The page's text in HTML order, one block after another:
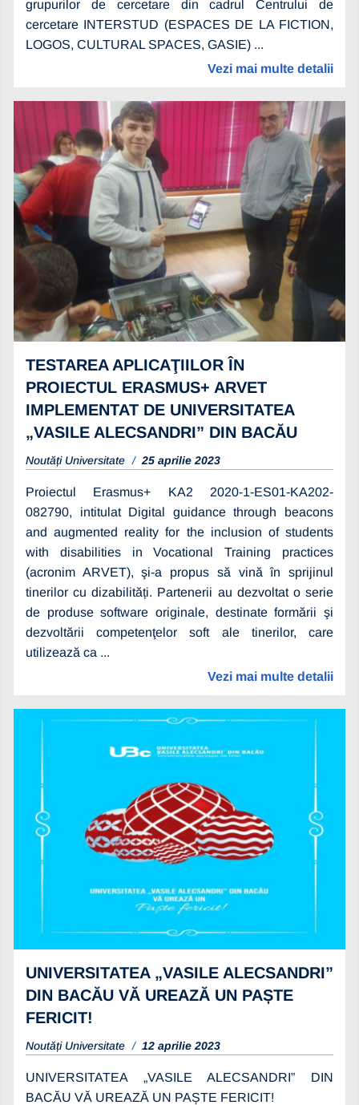
grupurilor de cercetare din cadrul Centrului de
cercetare INTERSTUD (ESPACES DE LA FICTION,
LOGOS, CULTURAL SPACES, GASIE) ...
Vezi mai multe detalii
TESTAREA APLICAŢIILOR ÎN
PROIECTUL ERASMUS+ ARVET
IMPLEMENTAT DE UNIVERSITATEA
„VASILE ALECSANDRI” DIN BACĂU
Noutăți Universitate 25 aprilie 2023
Proiectul Erasmus+ KA2 2020-1-ES01-KA202-
082790, intitulat Digital guidance through beacons
and augmented reality for the inclusion of students
with disabilities in Vocational Training practices
(acronim ARVET), şi-a propus să vină în sprijinul
tinerilor cu dizabilități. Partenerii au dezvoltat o serie
de produse software originale, destinate formării şi
dezvoltării competenţelor soft ale tinerilor, care
utilizează ca ...
Vezi mai multe detalii
UNIVERSITATEA „VASILE ALECSANDRI”
DIN BACĂU VĂ UREAZĂ UN PAȘTE
FERICIT!
Noutăți Universitate 12 aprilie 2023
UNIVERSITATEA „VASILE ALECSANDRI” DIN
BACĂU VĂ UREAZĂ UN PAȘTE FERICIT!